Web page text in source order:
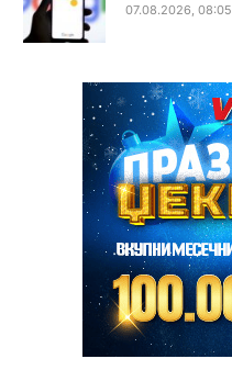
07.08.2026, 08:05